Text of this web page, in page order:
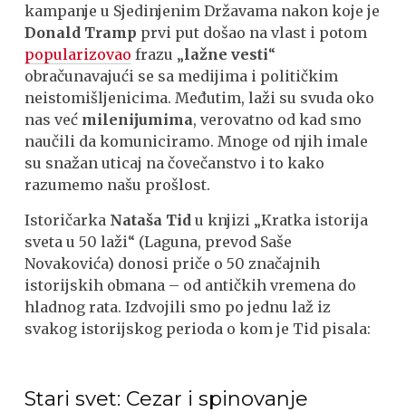
kampanje u Sjedinjenim Državama nakon koje je
Donald Tramp prvi put došao na vlast i potom
popularizovao frazu „lažne vesti“
obračunavajući se sa medijima i političkim
neistomišljenicima. Međutim, laži su svuda oko
nas već milenijumima, verovatno od kad smo
naučili da komuniciramo. Mnoge od njih imale
su snažan uticaj na čovečanstvo i to kako
razumemo našu prošlost.
Istoričarka Nataša Tid u knjizi „Kratka istorija
sveta u 50 laži“ (Laguna, prevod Saše
Novakovića) donosi priče o 50 značajnih
istorijskih obmana – od antičkih vremena do
hladnog rata. Izdvojili smo po jednu laž iz
svakog istorijskog perioda o kom je Tid pisala:
Stari svet: Cezar i spinovanje